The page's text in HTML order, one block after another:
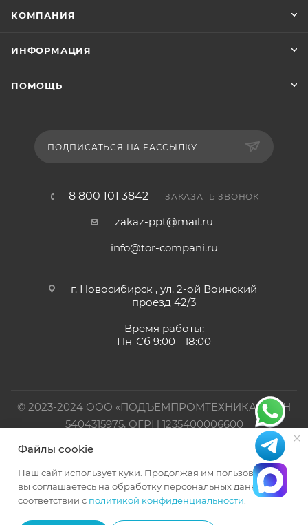
КОМПАНИЯ
ИНФОРМАЦИЯ
ПОМОЩЬ
ПОДПИСАТЬСЯ НА РАССЫЛКУ
8 800 101 3842 ЗАКАЗАТЬ ЗВОНОК
zakaz-ppt@mail.ru
info@tor-compani.ru
г. Новосибирск , ул. 2-ой Воинский
проезд 42/3
Время работы:
Пн-Сб 9:00 - 18:00
© 2023-2024 ООО «ПОДЪЕМПРОМТЕХНИКА». ИНН
5404315975, ОГРН 1235400006600
Официальный представитель TOR INDUSTRIES
Файлы cookie
Наш сайт использует куки. Продолжая им пользоваться,
вы соглашаетесь на обработку персональных данных в
соответствии с политикой конфиденциальности